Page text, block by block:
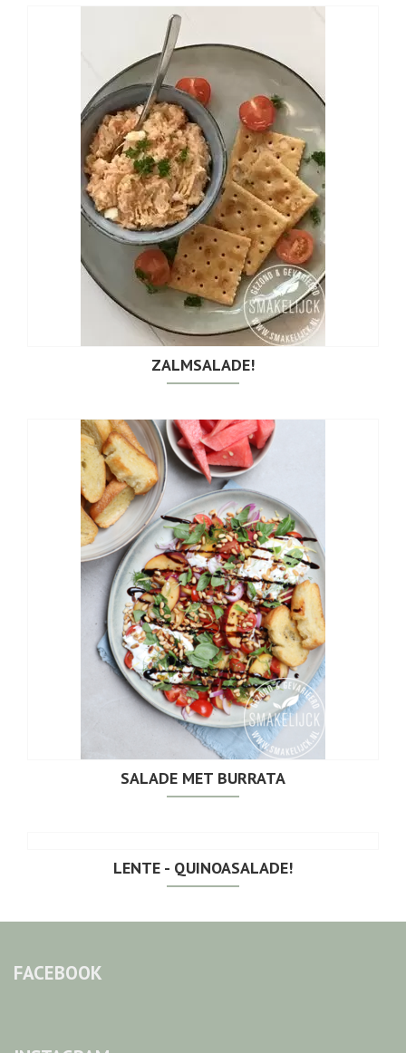
ZALMSALADE!
SALADE MET BURRATA
LENTE - QUINOASALADE!
FACEBOOK